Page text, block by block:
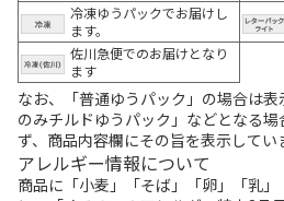
冷凍ゆうパックでお届けし
ます。
佐川急便でのお届けとなり
ます
なお、「普通ゆうパック」の場合は
のみチルドゆうパック」などとなる
ず、商品内容欄にその旨を表示してい
アレルギー情報について
商品に「小麦」「そば」「卵」「乳